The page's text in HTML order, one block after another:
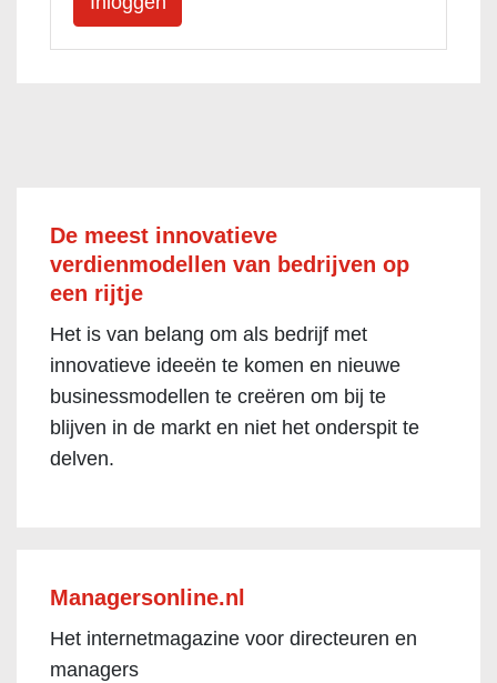
De meest innovatieve
verdienmodellen van bedrijven op
een rijtje
Het is van belang om als bedrijf met
innovatieve ideeën te komen en nieuwe
businessmodellen te creëren om bij te
blijven in de markt en niet het onderspit te
delven.
Managersonline.nl
Het internetmagazine voor directeuren en
managers